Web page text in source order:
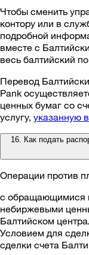
Чтобы сменить
контору или в
подробной
вместе с
весь балтийский
Перевод
Pank
ценных бумаг со
услугу, указанную
16. Как подать
Операции против
с обращающимися
небиржевыми
Балтийском
Условием для
сделки счета